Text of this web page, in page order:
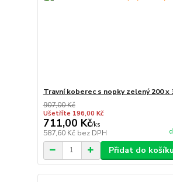
Travní koberec s nopky zelený 200 x
907,00 Kč
Ušetříte 196,00 Kč
711,00 Kč/ks
587,60 Kč bez DPH
Přidat do košíku